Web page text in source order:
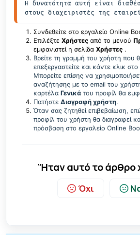
Η δυνατότητα αυτή είναι
στους διαχειριστές της
Συνδεθείτε στο εργαλείο Online
Επιλέξτε Χρήστες από το μενού
εμφανιστεί η σελίδα Χρήστες .
Βρείτε τη γραμμή του χρήστη που
επεξεργαστείτε και κάντε κλικ
Μπορείτε επίσης να
αναζήτησης με το email του
καρτέλα Γενικά του προφίλ θα
Πατήστε Διαγραφή χρήστη.
Όταν σας ζητηθεί επιβεβαίωση,
προφίλ του χρήστη θα διαγραφεί
πρόσβαση στο εργαλείο Online
'Ήταν αυτό το άρθρο
Όχι